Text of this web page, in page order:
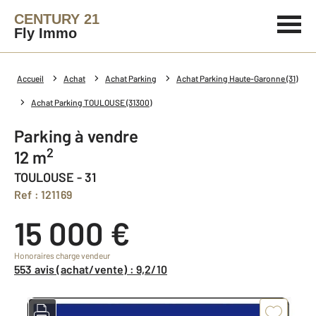
CENTURY 21
Fly Immo
Accueil Achat Achat Parking Achat Parking Haute-Garonne (31)
Achat Parking TOULOUSE (31300)
Parking à vendre
12 m2
TOULOUSE - 31
Ref : 121169
15 000 €
Honoraires charge vendeur
553 avis (achat/vente) : 9,2/10